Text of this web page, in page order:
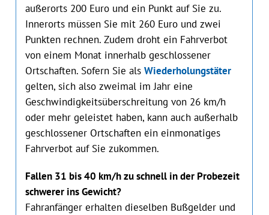
außerorts 200 Euro und ein Punkt auf Sie zu.
Innerorts müssen Sie mit 260 Euro und zwei
Punkten rechnen. Zudem droht ein Fahrverbot
von einem Monat innerhalb geschlossener
Ortschaften. Sofern Sie als Wiederholungstäter
gelten, sich also zweimal im Jahr eine
Geschwindigkeitsüberschreitung von 26 km/h
oder mehr geleistet haben, kann auch außerhalb
geschlossener Ortschaften ein einmonatiges
Fahrverbot auf Sie zukommen.
Fallen 31 bis 40 km/h zu schnell in der Probezeit
schwerer ins Gewicht?
Fahranfänger erhalten dieselben Bußgelder und